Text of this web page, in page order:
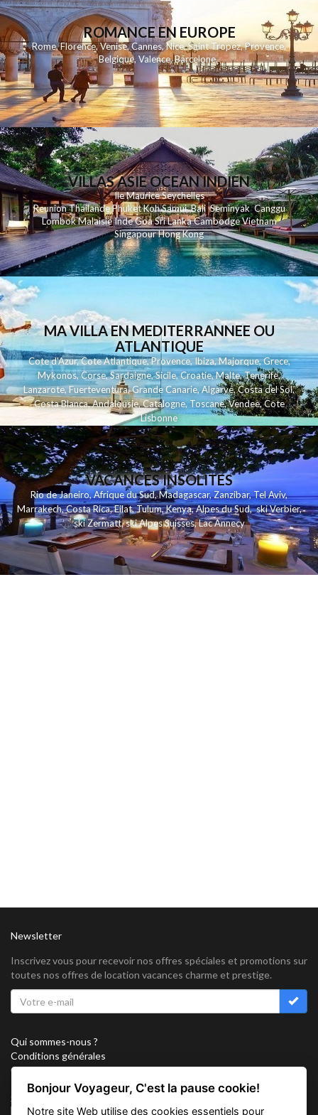
ROMANCE EN EUROPE
Rome,Florence,Venise,Cannes,Nice,Saint Tropez,Provence,
Belgique,Valence,Barcelone,
VILLAS ASIE OCEAN INDIEN
Ile MauriceSeychelles
ReunionThailandePhuketKohSamui Bali SeminyakCanggu
LombokMalaisieIndeGoaSri LankaCambodgeVietnam
SingapourHong Kong
MA VILLA EN MEDITERRANNEE OU
ATLANTIQUE
Cote d'Azur,Cote Atlantique,Provence,Ibiza,Majorque,Grece,
Mykonos,Corse,Sardaigne,Sicile,Croatie,Malte,Tenerife,
Lanzarote,Fuerteventura,Grande Canarie,Algarve,Costa del Sol,
Costa Blanca,Andalousie,Catalogne,Toscane,Vendee,Cote
Lisbonne
VACANCES INSOLITES
Rio de Janeiro,Afrique du Sud,Madagascar,Zanzibar,Tel Aviv,
Marrakech,Costa Rica,Eilat,Tulum,Kenya,Alpes du Sud,ski Verbier,
ski Zermatt,ski Alpes Suisses,Lac Annecy
Newsletter
Inscrivez vous pour recevoir nos offres spéciales et promotions sur
toutes nos offres de location vacances charme et prestige.
Qui sommes-nous ?
Conditions générales
Confidentialité
Partenariat
Sitemap
Bonjour Voyageur, C'est la pause cookie!
Notre site Web utilise des cookies essentiels pour